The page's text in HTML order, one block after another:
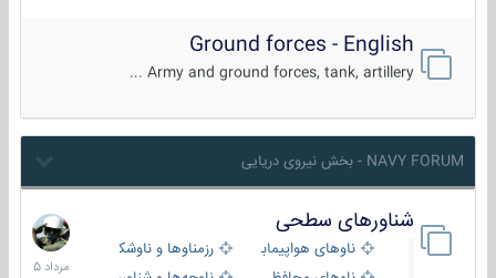
Ground forces - English
Army and ground forces, tank, artillery ...
NAVY FORUM - بخش نیروی دریایی
شناورهای سطحی
ناوهای هواپیمابر و بالگرد بررزمناوها و ناوشکن‌ها
2
مرداد
1405